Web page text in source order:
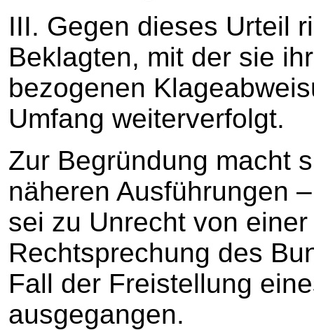
III. Gegen dieses Urteil
Beklagten, mit der sie
bezogenen
Umfang weiterverfolgt.
Zur Begründung macht
näheren Ausführungen
sei zu Unrecht von
Rechtsprechung des
Fall der Freistellung
ausgegangen.